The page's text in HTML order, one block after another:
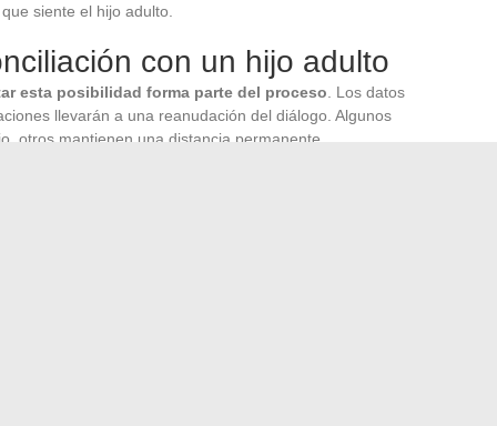
siente el hijo adulto.
con un hijo adulto
esta posibilidad forma parte del proceso . Los datos
llevarán a una reanudación del diálogo. Algunos
otros mantienen una distancia permanente.